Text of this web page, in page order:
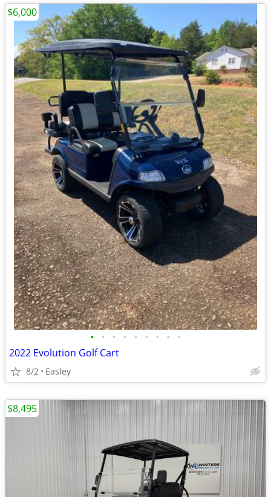
• • • • • • • • •
2022 Evolution Golf Cart
8/2 Easley
$6,000
$8,495